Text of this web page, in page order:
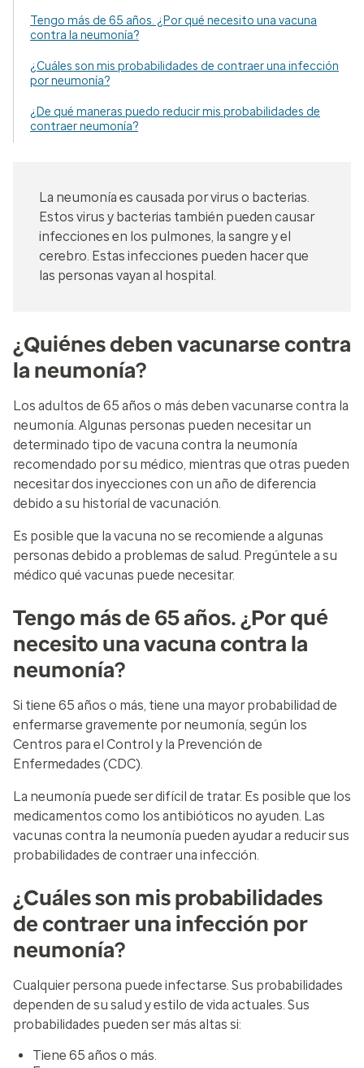
Tengo más de 65 años. ¿Por qué necesito una vacuna
contra la neumonía?
¿Cuáles son mis probabilidades de contraer una infección
por neumonía?
¿De qué maneras puedo reducir mis probabilidades de
contraer neumonía?
La neumonía es causada por virus o bacterias.
Estos virus y bacterias también pueden causar
infecciones en los pulmones, la sangre y el
cerebro. Estas infecciones pueden hacer que
las personas vayan al hospital.
¿Quiénes deben vacunarse contra
la neumonía?
Los adultos de 65 años o más deben vacunarse contra la
neumonía. Algunas personas pueden necesitar un
determinado tipo de vacuna contra la neumonía
recomendado por su médico, mientras que otras pueden
necesitar dos inyecciones con un año de diferencia
debido a su historial de vacunación.
Es posible que la vacuna no se recomiende a algunas
personas debido a problemas de salud. Pregúntele a su
médico qué vacunas puede necesitar.
Tengo más de 65 años. ¿Por qué
necesito una vacuna contra la
neumonía?
Si tiene 65 años o más, tiene una mayor probabilidad de
enfermarse gravemente por neumonía, según los
Centros para el Control y la Prevención de
Enfermedades (CDC).
La neumonía puede ser difícil de tratar. Es posible que los
medicamentos como los antibióticos no ayuden. Las
vacunas contra la neumonía pueden ayudar a reducir sus
probabilidades de contraer una infección.
¿Cuáles son mis probabilidades
de contraer una infección por
neumonía?
Cualquier persona puede infectarse. Sus probabilidades
dependen de su salud y estilo de vida actuales. Sus
probabilidades pueden ser más altas si:
Tiene 65 años o más.